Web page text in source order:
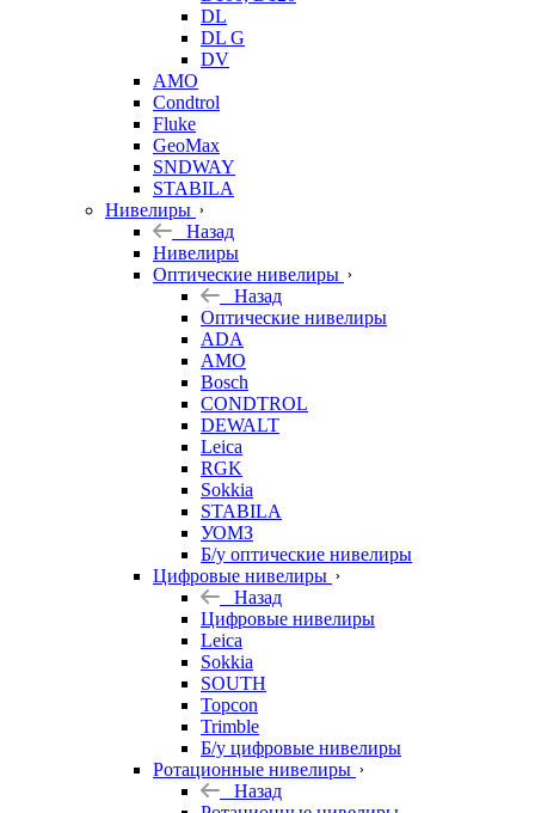
DL
DL G
DV
AMO
Condtrol
Fluke
GeoMax
SNDWAY
STABILA
Нивелиры
Назад
Нивелиры
Оптические нивелиры
Назад
Оптические нивелиры
ADA
AMO
Bosch
CONDTROL
DEWALT
Leica
RGK
Sokkia
STABILA
УОМЗ
Б/у оптические нивелиры
Цифровые нивелиры
Назад
Цифровые нивелиры
Leica
Sokkia
SOUTH
Topcon
Trimble
Б/у цифровые нивелиры
Ротационные нивелиры
Назад